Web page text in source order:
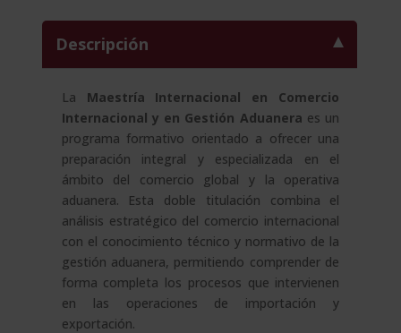
Descripción
La Maestría Internacional en Comercio
Internacional y en Gestión Aduanera es un
programa formativo orientado a ofrecer una
preparación integral y especializada en el
ámbito del comercio global y la operativa
aduanera. Esta doble titulación combina el
análisis estratégico del comercio internacional
con el conocimiento técnico y normativo de la
gestión aduanera, permitiendo comprender de
forma completa los procesos que intervienen
en las operaciones de importación y
exportación.